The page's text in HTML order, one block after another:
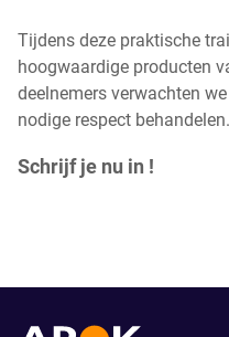
Tijdens deze praktische
hoogwaardige producten
deelnemers verwachten
nodige respect behandelen.
Schrijf je nu in !